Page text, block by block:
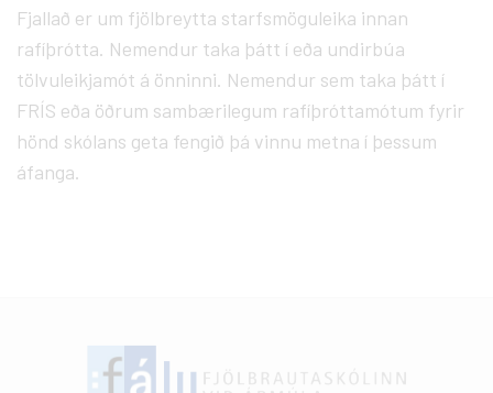
Fjallað er um fjölbreytta starfsmöguleika innan
rafíþrótta. Nemendur taka þátt í eða undirbúa
tölvuleikjamót á önninni. Nemendur sem taka þátt í
FRÍS eða öðrum sambærilegum rafíþróttamótum fyrir
hönd skólans geta fengið þá vinnu metna í þessum
áfanga.